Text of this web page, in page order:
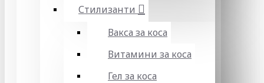
Стилизанти
Вакса за коса
Витамини за коса
Гел за коса